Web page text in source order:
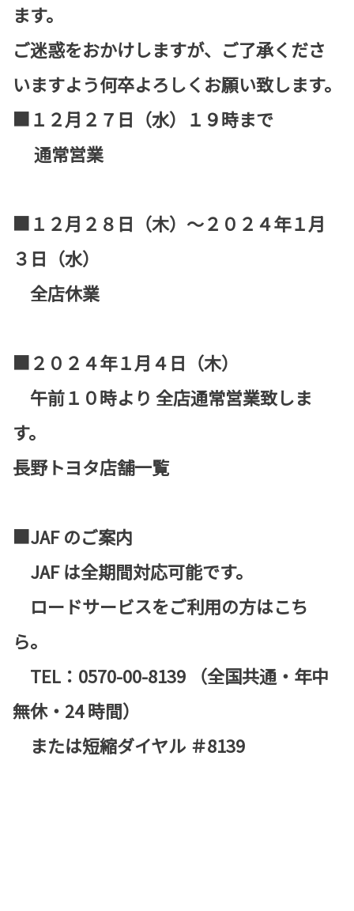
ます。
ご迷惑をおかけしますが、ご了承くださ
いますよう何卒よろしくお願い致します。
■１２月２７日（水）１９時まで
通常営業
■１２月２８日（木）～２０２４年１月
３日（水）
全店休業
■２０２４年１月４日（木）
午前１０時より 全店通常営業致しま
す。
長野トヨタ店舗一覧
■JAF のご案内
JAF は全期間対応可能です。
ロードサービスをご利用の方はこち
ら。
TEL：0570-00-8139 （全国共通・年中
無休・24 時間）
または短縮ダイヤル ＃8139